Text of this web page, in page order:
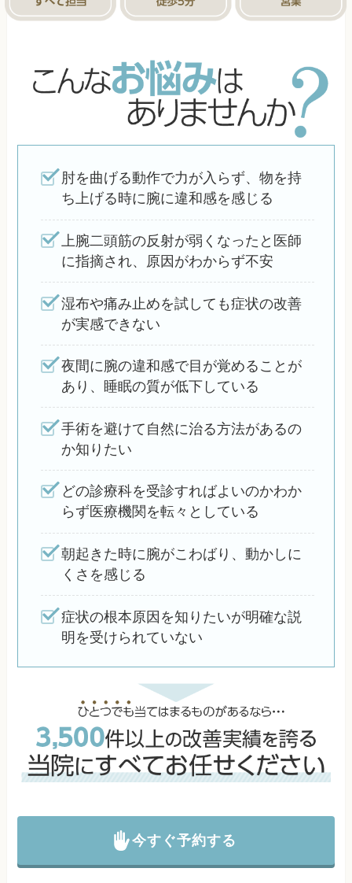
肘を曲げる動作で力が入らず、物を持
ち上げる時に腕に違和感を感じる
上腕二頭筋の反射が弱くなったと医師
に指摘され、原因がわからず不安
湿布や痛み止めを試しても症状の改善
が実感できない
夜間に腕の違和感で目が覚めることが
あり、睡眠の質が低下している
手術を避けて自然に治る方法があるの
か知りたい
どの診療科を受診すればよいのかわか
らず医療機関を転々としている
朝起きた時に腕がこわばり、動かしに
くさを感じる
症状の根本原因を知りたいが明確な説
明を受けられていない
今すぐ予約する